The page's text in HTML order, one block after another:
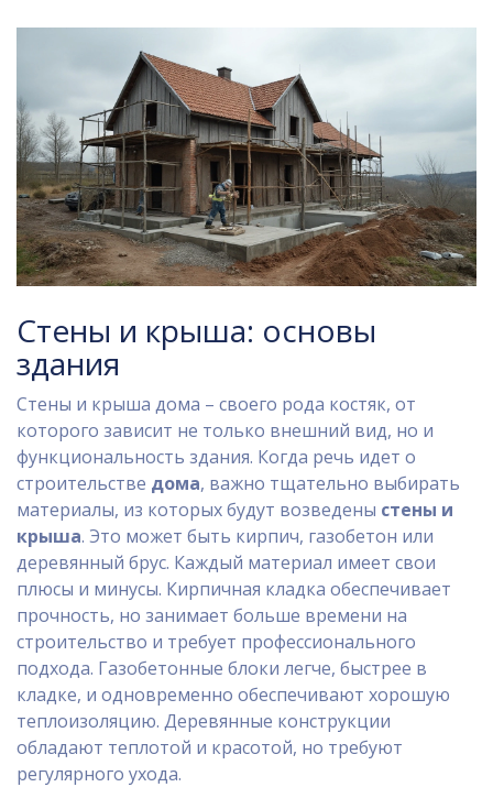
Стены и крыша: основы
здания
Стены и крыша дома – своего рода костяк, от
которого зависит не только внешний вид, но и
функциональность здания. Когда речь идет о
строительстве дома, важно тщательно выбирать
материалы, из которых будут возведены стены и
крыша. Это может быть кирпич, газобетон или
деревянный брус. Каждый материал имеет свои
плюсы и минусы. Кирпичная кладка обеспечивает
прочность, но занимает больше времени на
строительство и требует профессионального
подхода. Газобетонные блоки легче, быстрее в
кладке, и одновременно обеспечивают хорошую
теплоизоляцию. Деревянные конструкции
обладают теплотой и красотой, но требуют
регулярного ухода.